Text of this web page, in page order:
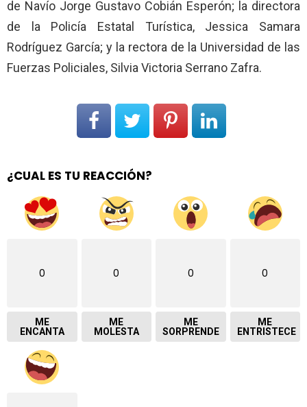
de Navío Jorge Gustavo Cobián Esperón; la directora
de la Policía Estatal Turística, Jessica Samara
Rodríguez García; y la rectora de la Universidad de las
Fuerzas Policiales, Silvia Victoria Serrano Zafra.
¿CUAL ES TU REACCIÓN?
0
ME
ENCANTA
0
ME
MOLESTA
0
ME
SORPRENDE
0
ME
ENTRISTECE